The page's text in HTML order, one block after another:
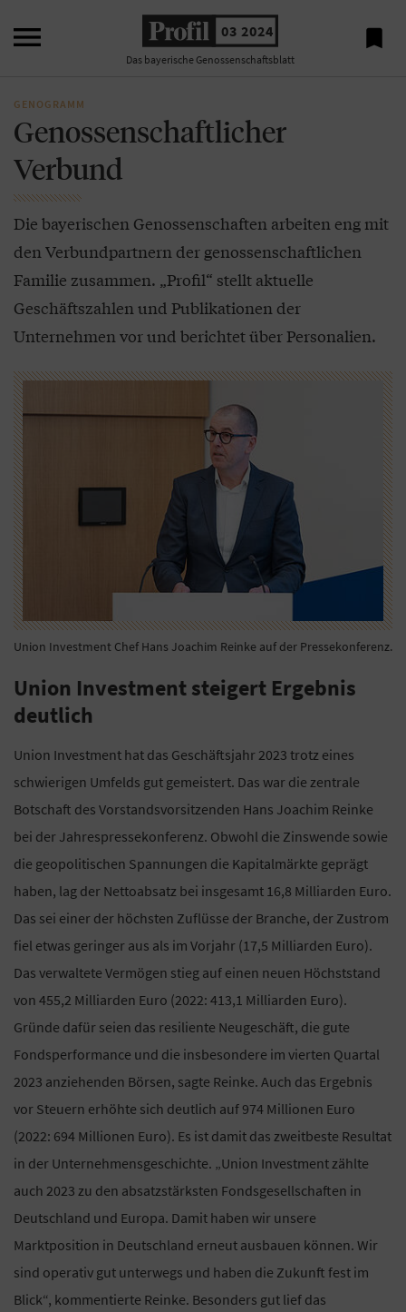
 03 2024
Das bayerische Genossenschaftsblatt

GENOGRAMM
Genossenschaftlicher
Verbund
Die bayerischen Genossenschaften arbeiten eng mit
den Verbundpartnern der genossenschaftlichen
Familie zusammen. „Profil“ stellt aktuelle
Geschäftszahlen und Publikationen der
Unternehmen vor und berichtet über Personalien.
Union Investment Chef Hans Joachim Reinke auf der Pressekonferenz.
Union Investment steigert Ergebnis
deutlich
Union Investment hat das Geschäftsjahr 2023 trotz eines
schwierigen Umfelds gut gemeistert. Das war die zentrale
Botschaft des Vorstandsvorsitzenden Hans Joachim Reinke
bei der Jahrespressekonferenz. Obwohl die Zinswende sowie
die geopolitischen Spannungen die Kapitalmärkte geprägt
haben, lag der Nettoabsatz bei insgesamt 16,8 Milliarden Euro.
Das sei einer der höchsten Zuflüsse der Branche, der Zustrom
fiel etwas geringer aus als im Vorjahr (17,5 Milliarden Euro).
Das verwaltete Vermögen stieg auf einen neuen Höchststand
von 455,2 Milliarden Euro (2022: 413,1 Milliarden Euro).
Gründe dafür seien das resiliente Neugeschäft, die gute
Fondsperformance und die insbesondere im vierten Quartal
2023 anziehenden Börsen, sagte Reinke. Auch das Ergebnis
vor Steuern erhöhte sich deutlich auf 974 Millionen Euro
(2022: 694 Millionen Euro). Es ist damit das zweitbeste Resultat
in der Unternehmensgeschichte. „Union Investment zählte
auch 2023 zu den absatzstärksten Fondsgesellschaften in
Deutschland und Europa. Damit haben wir unsere
Marktposition in Deutschland erneut ausbauen können. Wir
sind operativ gut unterwegs und haben die Zukunft fest im
Blick“, kommentierte Reinke. Besonders gut lief das